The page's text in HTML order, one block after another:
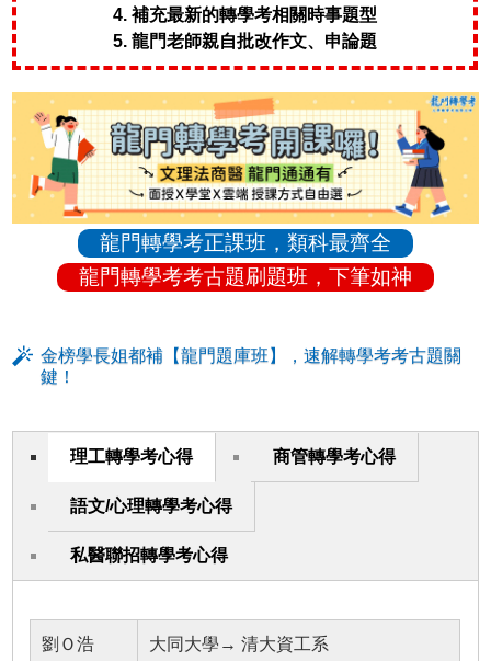
4. 補充最新的轉學考相關時事題型
5. 龍門老師親自批改作文、申論題
龍門轉學考正課班，類科最齊全
龍門轉學考考古題刷題班，下筆如神
金榜學長姐都補【龍門題庫班】，速解轉學考考古題關
鍵！
理工轉學考心得 商管轉學考心得
語文/心理轉學考心得
私醫聯招轉學考心得
劉Ｏ浩 大同大學→ 清大資工系